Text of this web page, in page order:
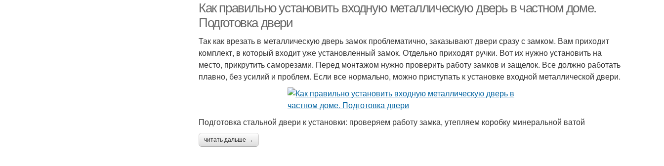
Как правильно установить входную металлическую дверь в частном доме.
Подготовка двери
Так как врезать в металлическую дверь замок проблематично, заказывают двери сразу с замком. Вам приходит
комплект, в который входит уже установленный замок. Отдельно приходят ручки. Вот их нужно установить на
место, прикрутить саморезами. Перед монтажом нужно проверить работу замков и защелок. Все должно работать
плавно, без усилий и проблем. Если все нормально, можно приступать к установке входной металлической двери.
Подготовка стальной двери к установки: проверяем работу замка, утепляем коробку минеральной ватой
читать дальше →